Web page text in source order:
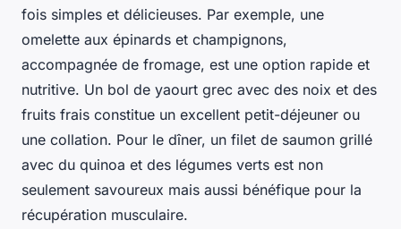
fois simples et délicieuses. Par exemple, une
omelette aux épinards et champignons,
accompagnée de fromage, est une option rapide et
nutritive. Un bol de yaourt grec avec des noix et des
fruits frais constitue un excellent petit-déjeuner ou
une collation. Pour le dîner, un filet de saumon grillé
avec du quinoa et des légumes verts est non
seulement savoureux mais aussi bénéfique pour la
récupération musculaire.